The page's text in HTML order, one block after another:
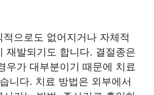
으로도 없어지거나 자체적
재발되기도 합니다. 결절종은
우가 대부분이기 때문에 치료
니다. 치료 방법은 외부에서